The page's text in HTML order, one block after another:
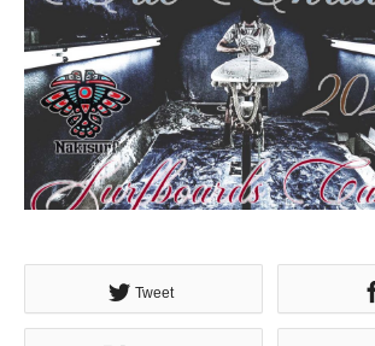
Tweet